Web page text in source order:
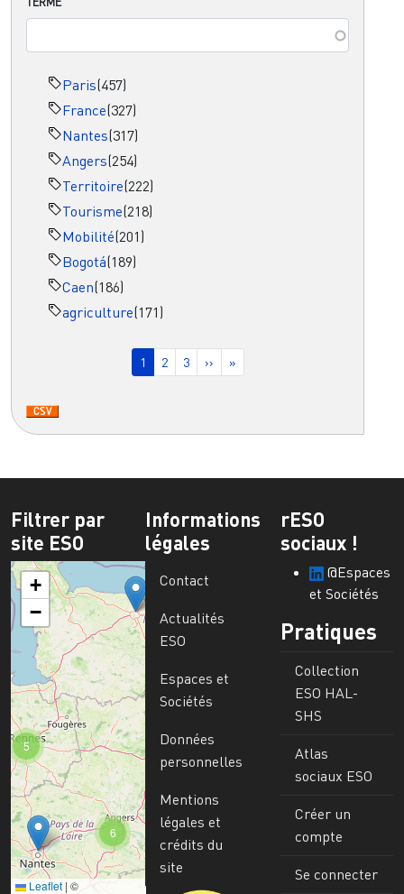
Paris(457)
France(327)
Nantes(317)
Angers(254)
Territoire(222)
Tourisme(218)
Mobilité(201)
Bogotá(189)
Caen(186)
agriculture(171)
Page courante
1 Page
2 Page
3 Page suivante
›› Dernière page
»
Filtrer par
site ESO
6
5
+
−
Leaflet | ©
Informations
légales
Contact
Actualités
ESO
Espaces et
Sociétés
Données
personnelles
Mentions
légales et
crédits du
site
rESO
sociaux !
@Espaces
et Sociétés
Pratiques
Collection
ESO HAL-
SHS
Atlas
sociaux ESO
Créer un
compte
Se connecter